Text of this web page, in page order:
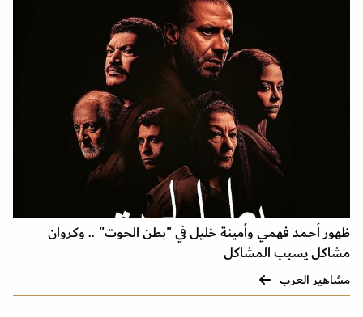
ظهور أحمد فهمي وأمينة خليل في "بطن الحوت" .. وكروان
مشاكل يسبب المشاكل
مشاهير العرب